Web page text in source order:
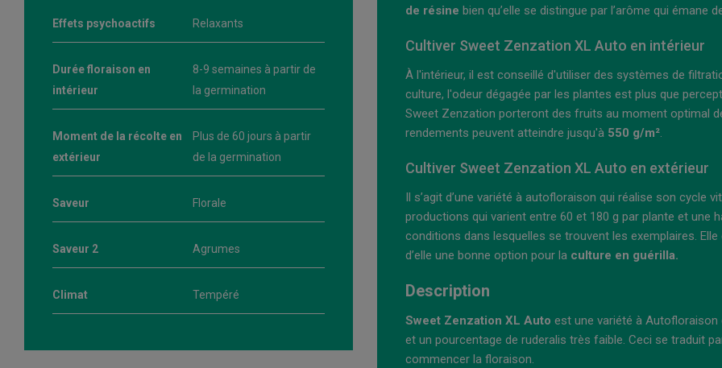
Effets psychoactifs Relaxants
Durée floraison en
intérieur
8-9 semaines à partir de
la germination
Moment de la récolte en
extérieur
Plus de 60 jours à partir
de la germination
Saveur Florale
Saveur 2 Agrumes
Climat Tempéré
de résine bien qu’elle se distingue par l’arôme qui
Cultiver Sweet Zenzation XL Auto en intérieur
À l'intérieur, il est conseillé d'utiliser des systèmes de
culture, l'odeur dégagée par les plantes est plus que
Sweet Zenzation porteront des fruits au moment optimal
rendements peuvent atteindre jusqu'à 550 g/m².
Cultiver Sweet Zenzation XL Auto en extérieur
Il s’agit d’une variété à autofloraison qui réalise son
productions qui varient entre 60 et 180 g par plante et une
conditions dans lesquelles se trouvent les exemplaires.
d’elle une bonne option pour la culture en guérilla.
Description
Sweet Zenzation XL Auto est une variété à Autofloraison
et un pourcentage de ruderalis très faible. Ceci se traduit
commencer la floraison.